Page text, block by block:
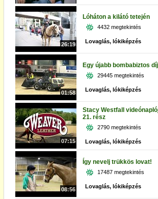
26:19
01:58
Lóháton a kilátó tetején
4432 megtekintés
Lovaglás, lókiképzés
07:15
Egy újabb bombabiztos
29445 megtekintés
Lovaglás, lókiképzés
08:56
Stacy Westfall
21. rész
2790 megtekintés
Lovaglás, lókiképzés
Így nevelj trükkös lovat!
17487 megtekintés
Lovaglás, lókiképzés